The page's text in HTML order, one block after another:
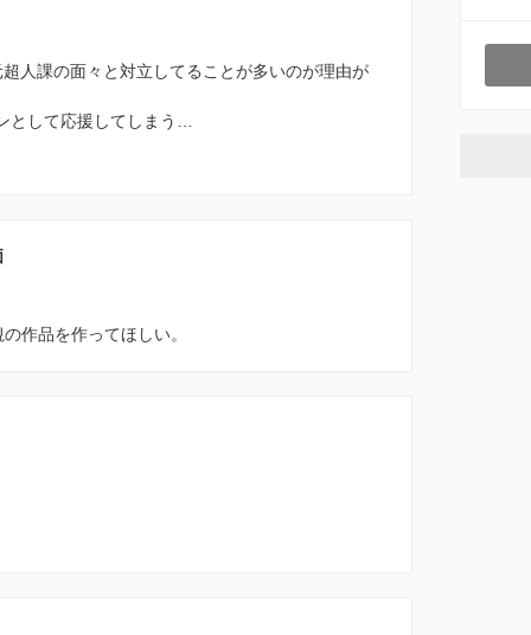
人課の面々と対立してることが多いのが理由が
として応援してしまう…
作品を作ってほしい。